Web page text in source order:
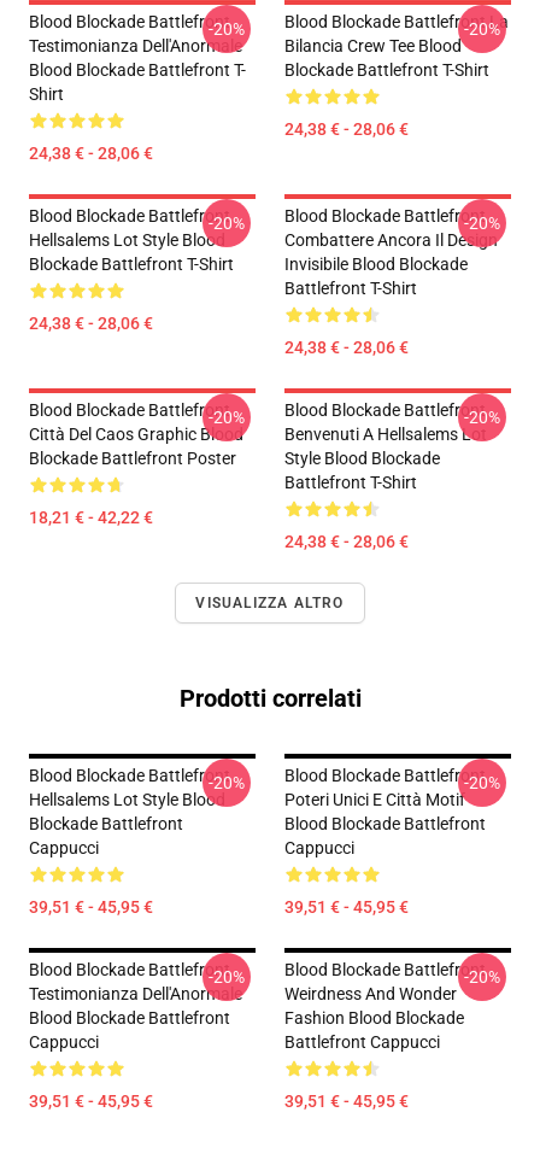
Blood Blockade Battlefront
Testimonianza Dell'Anormale
Blood Blockade Battlefront T-
Shirt
24,38 € - 28,06 €
-20%
Blood Blockade Battlefront La
Bilancia Crew Tee Blood
Blockade Battlefront T-Shirt
24,38 € - 28,06 €
-20%
Blood Blockade Battlefront
Hellsalems Lot Style Blood
Blockade Battlefront T-Shirt
24,38 € - 28,06 €
-20%
Blood Blockade Battlefront
Combattere Ancora Il Design
Invisibile Blood Blockade
Battlefront T-Shirt
24,38 € - 28,06 €
-20%
Blood Blockade Battlefront
Città Del Caos Graphic Blood
Blockade Battlefront Poster
18,21 € - 42,22 €
-20%
Blood Blockade Battlefront
Benvenuti A Hellsalems Lot
Style Blood Blockade
Battlefront T-Shirt
24,38 € - 28,06 €
-20%
VISUALIZZA ALTRO
Prodotti correlati
Blood Blockade Battlefront
Hellsalems Lot Style Blood
Blockade Battlefront
Cappucci
39,51 € - 45,95 €
-20%
Blood Blockade Battlefront
Poteri Unici E Città Motif
Blood Blockade Battlefront
Cappucci
39,51 € - 45,95 €
-20%
Blood Blockade Battlefront
Testimonianza Dell'Anormale
Blood Blockade Battlefront
Cappucci
39,51 € - 45,95 €
-20%
Blood Blockade Battlefront
Weirdness And Wonder
Fashion Blood Blockade
Battlefront Cappucci
39,51 € - 45,95 €
-20%